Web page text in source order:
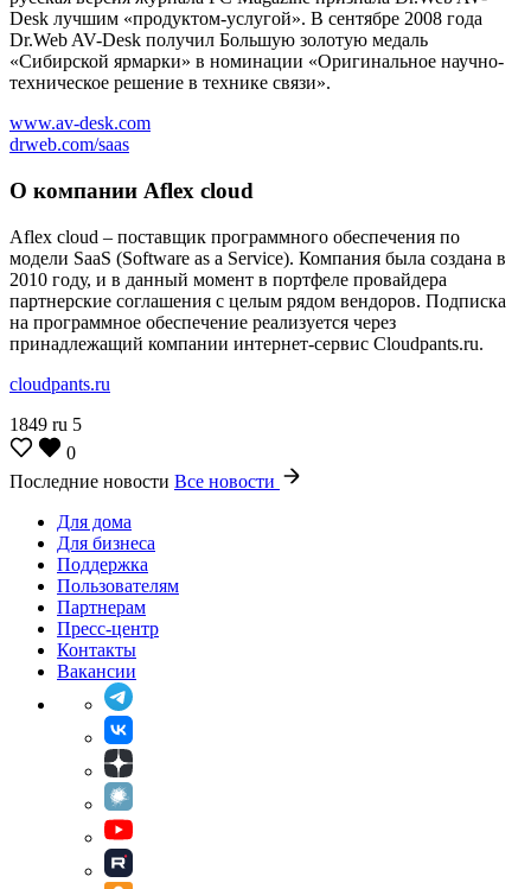
Desk лучшим «продуктом-услугой». В сентябре 2008 года
Dr.Web AV-Desk получил Большую золотую медаль
«Сибирской ярмарки» в номинации «Оригинальное научно-
техническое решение в технике связи».
www.av-desk.com
drweb.com/saas
О компании Aflex cloud
Aflex cloud – поставщик программного обеспечения по
модели SaaS (Software as a Service). Компания была создана в
2010 году, и в данный момент в портфеле провайдера
партнерские соглашения с целым рядом вендоров. Подписка
на программное обеспечение реализуется через
принадлежащий компании интернет-сервис Cloudpants.ru.
cloudpants.ru
1849 ru 5
0
Последние новости Все новости
Для дома
Для бизнеса
Поддержка
Пользователям
Партнерам
Пресс-центр
Контакты
Вакансии